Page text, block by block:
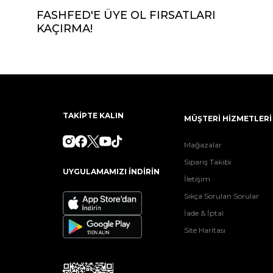
FASHFED'E ÜYE OL FIRSATLARI
KAÇIRMA!
TAKİPTE KALIN
UYGULAMAMIZI İNDİRİN
MÜŞTERİ HİZMETLERİ
Mağazalar
Sipariş Takibi
İletişim
Sıkça Sorulan Sorular
İade & İptal
Site Haritası